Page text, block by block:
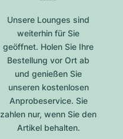
Unsere Lounges sind
weiterhin für Sie
geöffnet. Holen Sie Ihre
Bestellung vor Ort ab
und genießen Sie
unseren kostenlosen
Anprobeservice. Sie
zahlen nur, wenn Sie den
Artikel behalten.